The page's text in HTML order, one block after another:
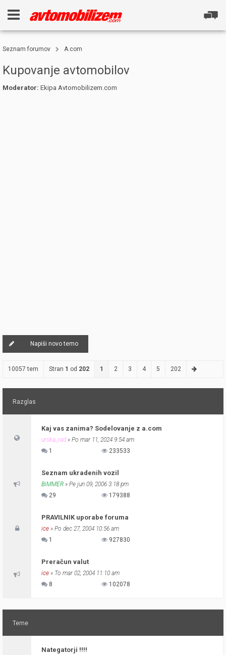
Seznam forumov A.com
Kupovanje avtomobilov
Moderator: Ekipa Avtomobilizem.com
Napiši novo temo
10057 tem Stran 1 od 202 1 2 3 4 5 202
Razglas
Kaj vas zanima? Sodelovanje z a.com
urska_rad» Po mar 11, 2024 9:54 am
1
233533
Seznam ukradenih vozil
BiMMER » Pe jun 09, 2006 3:18 pm
29
179388
PRAVILNIK uporabe foruma
ice » Po dec 27, 2004 10:56 am
1
927830
Preračun valut
ice » To mar 02, 2004 11:10 am
8
102078
Teme
Nategatorji !!!!